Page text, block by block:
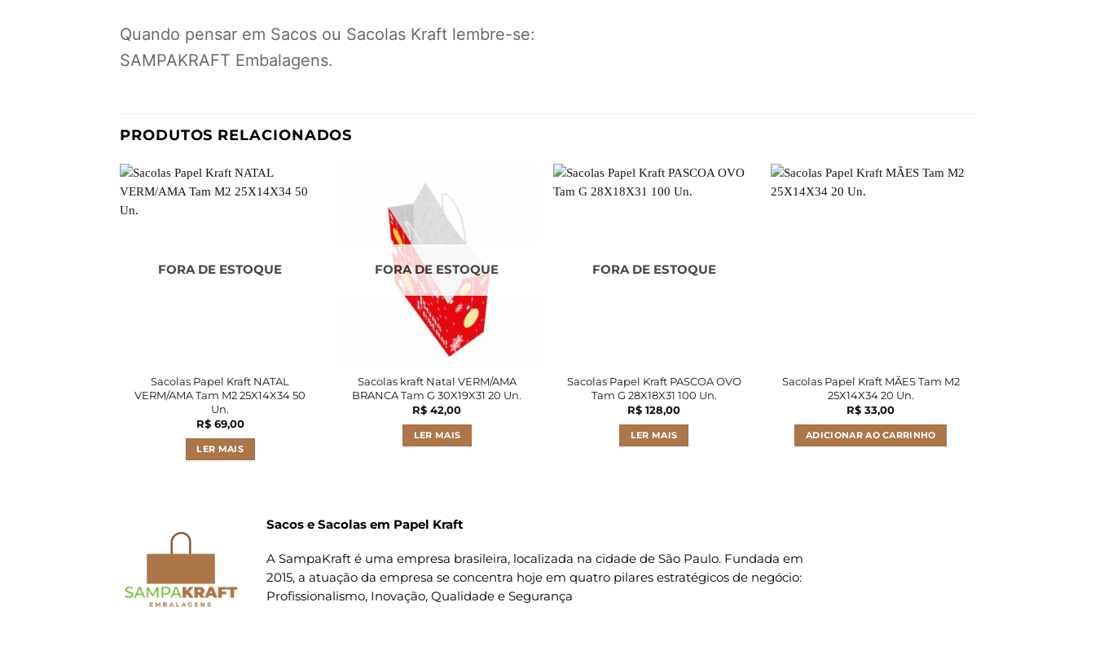
Quando pensar em Sacos ou Sacolas Kraft lembre-se:
SAMPAKRAFT Embalagens.
PRODUTOS RELACIONADOS
FORA DE ESTOQUE
Sacolas Papel Kraft NATAL
VERM/AMA Tam M2 25X14X34 50
Un.
R$69,00
LER MAIS
FORA DE ESTOQUE
Sacolas kraft Natal VERM/AMA
BRANCA Tam G 30X19X31 20 Un.
R$ 42,00
LER MAIS
FORA DE ESTOQUE
Sacolas Papel Kraft PASCOA OVO
Tam G 28X18X31 100 Un.
R$ 128,00
LER MAIS
Sacolas Papel Kraft MÃES Tam M2
25X14X34 20 Un.
R$ 33,00
ADICIONAR AO CARRINHO
Sacos e Sacolas em Papel Kraft
A SampaKraft é uma empresa brasileira, localizada na cidade de São Paulo. Fundada em
2015, a atuação da empresa se concentra hoje em quatro pilares estratégicos de negócio:
Profissionalismo, Inovação, Qualidade e Segurança